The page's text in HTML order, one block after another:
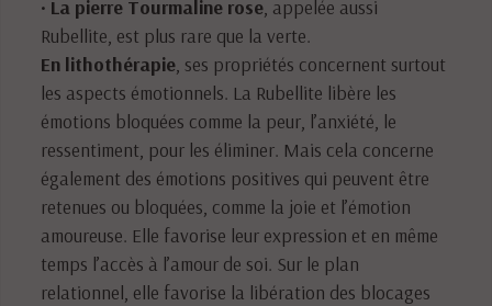
• La pierre Tourmaline rose , appelée aussi
Rubellite, est plus rare que la verte.
En lithothérapie , ses propriétés concernent surtout
les aspects émotionnels. La Rubellite libère les
émotions bloquées comme la peur, l’anxiété, le
ressentiment, pour les éliminer. Mais cela concerne
également des émotions positives qui peuvent être
retenues ou bloquées, comme la joie et l’émotion
amoureuse. Elle favorise leur expression et en même
temps l’accès à l’amour de soi. Sur le plan
relationnel, elle favorise la libération des blocages